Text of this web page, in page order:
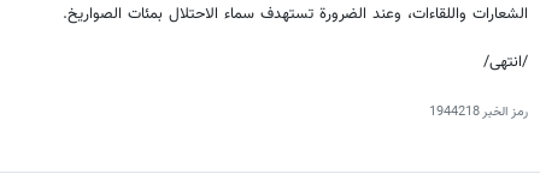
الشعارات واللقاءات، وعند الضرورة تستهدف سماء الاحتلال بمئات الصواريخ.
/انتهى/
رمز الخبر1944218